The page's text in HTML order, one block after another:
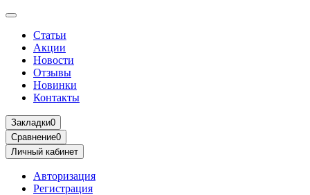
Статьи
Акции
Новости
Отзывы
Новинки
Контакты
Закладки0
Сравнение0
Личный кабинет
Авторизация
Регистрация